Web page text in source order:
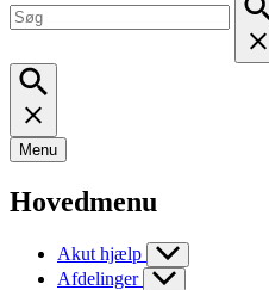
Menu
Hovedmenu
Akut hjælp
Afdelinger